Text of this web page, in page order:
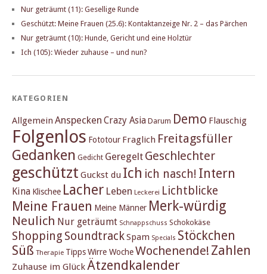
Nur geträumt (11): Gesellige Runde
Geschützt: Meine Frauen (25.6): Kontaktanzeige Nr. 2 – das Pärchen
Nur geträumt (10): Hunde, Gericht und eine Holztür
Ich (105): Wieder zuhause – und nun?
KATEGORIEN
Allgemein Anspecken Crazy Asia Darum Demo Flauschig
Folgenlos Fototour Fraglich Freitagsfüller
Gedanken Gedicht Geregelt Geschlechter
geschützt Guckst du Ich ich nasch! Intern
Kina Klischee Lacher Leben Leckerei Lichtblicke
Meine Frauen Meine Männer Merk-würdig
Neulich Nur geträumt Schnappschuss Schokokäse
Shopping SoundtrackSpam Specials Stöckchen
Süß Therapie TippsWirre WocheWochenende! Zahlen
Zuhause im Glück Ätzendkalender